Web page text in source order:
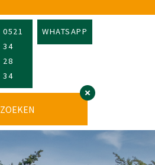
0521
34
28
34
WHATSAPP
ZOEKEN